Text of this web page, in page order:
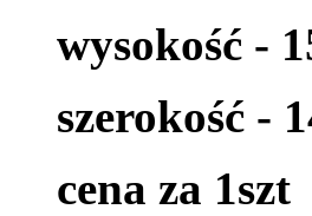
wysokość -
szerokość -
cena za 1szt